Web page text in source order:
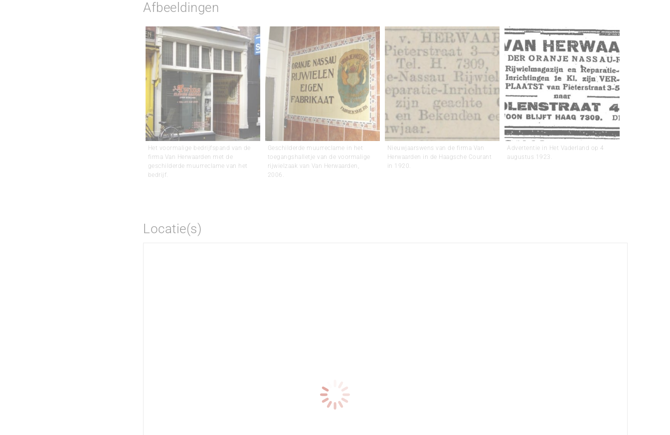
Afbeeldingen
Het voormalige bedrijfspand van de
firma Van Herwaarden met de
geschilderde muurreclame van het
bedrijf.
Geschilderde muurreclame in het
toegangshalletje van de voormalige
rijwielzaak van Van Herwaarden,
2006.
Nieuwjaarswens van de firma Van
Herwaarden in de Haagsche Courant
in 1920.
Advertentie in Het Vaderland op 4
augustus 1923.
Locatie(s)